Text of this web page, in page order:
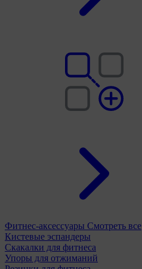
Фитнес-аксессуары Смотреть все
Кистевые эспандеры
Скакалки для фитнеса
Упоры для отжиманий